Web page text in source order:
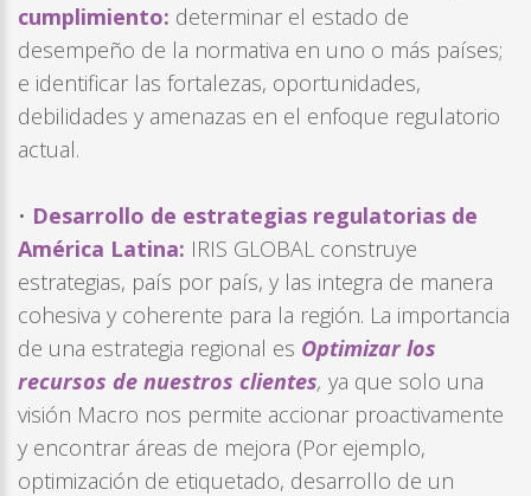
cumplimiento: determinar el estado de
desempeño de la normativa en uno o más países;
e identificar las fortalezas, oportunidades,
debilidades y amenazas en el enfoque regulatorio
actual.
• Desarrollo de estrategias regulatorias de
América Latina: IRIS GLOBAL construye
estrategias, país por país, y las integra de manera
cohesiva y coherente para la región. La importancia
de una estrategia regional es Optimizar los
recursos de nuestros clientes, ya que solo una
visión Macro nos permite accionar proactivamente
y encontrar áreas de mejora (Por ejemplo,
optimización de etiquetado, desarrollo de un